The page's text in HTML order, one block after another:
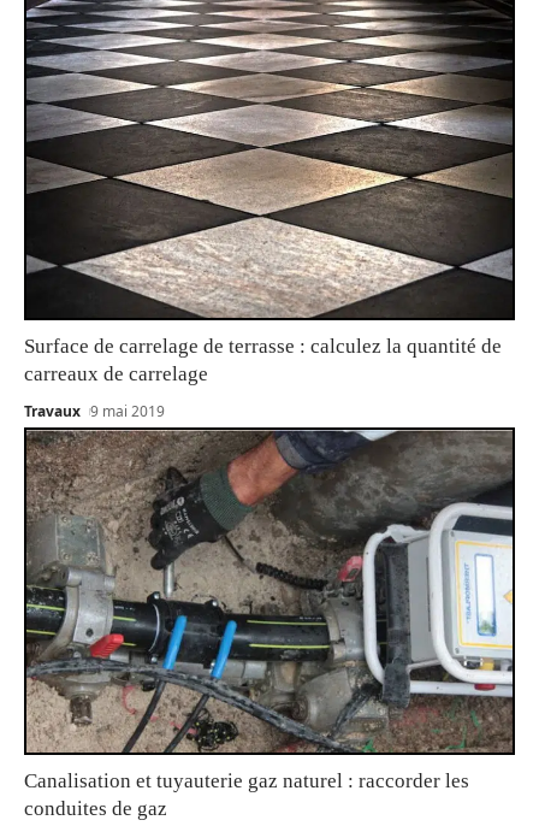
Surface de carrelage de terrasse : calculez la quantité de
carreaux de carrelage
Travaux 9 mai 2019
Canalisation et tuyauterie gaz naturel : raccorder les
conduites de gaz